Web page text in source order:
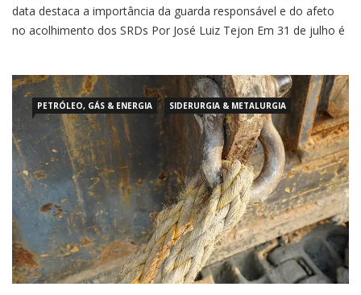
data destaca a importância da guarda responsável e do afeto
no acolhimento dos SRDs Por José Luiz Tejon Em 31 de julho é
PETRÓLEO, GÁS & ENERGIA SIDERURGIA & METALURGIA